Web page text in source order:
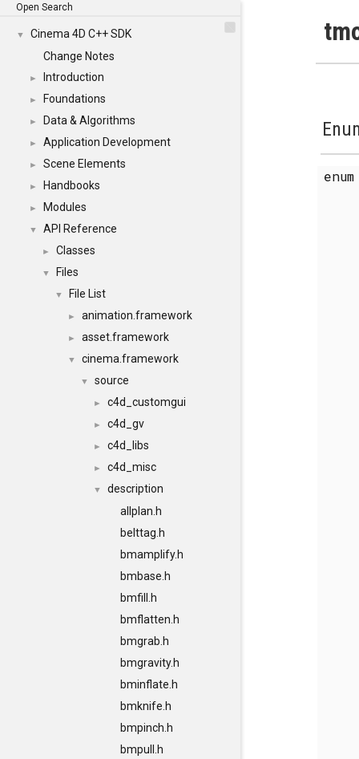
Open Search
▼
Cinema 4D C++ SDK
Change Notes
► Introduction
► Foundations
► Data & Algorithms
► Application Development
► Scene Elements
► Handbooks
► Modules
▼ API Reference
► Classes
▼ Files
▼ File List
► animation.framework
► asset.framework
▼ cinema.framework
▼ source
► c4d_customgui
► c4d_gv
► c4d_libs
► c4d_misc
▼
description
allplan.h
belttag.h
bmamplify.h
bmbase.h
bmfill.h
bmflatten.h
bmgrab.h
bmgravity.h
bminflate.h
bmknife.h
bmpinch.h
bmpull.h